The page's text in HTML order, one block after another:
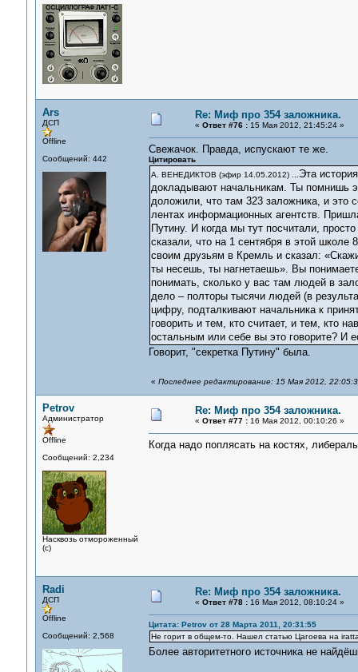
Ars
ДСП
Offline
Сообщений: 442
Re: Миф про 354 заложника.
« Ответ #76 :15 Мая 2012, 21:45:24 »
Свежачок. Правда, испускают те же.
Цитировать
А. ВЕНЕДИКТОВ (эфир 14.05.2012) ...
Эта
докладывают начальникам. Ты помнишь
доложили, что там 323 заложника, и это
лентах информационных агентств.
Путину. И когда мы тут посчитали,
сказали, что на 1 сентября в этой
своим друзьям в Кремль и сказал:
ты несешь, ты нагнетаешь». Вы
понимать, сколько у вас там людей в
дело – полторы тысячи людей (в
цифру, подталкивают начальника к
говорить и тем, кто считает, и тем, кто
остальным или себе вы это говорите?
Говорит, "секретка Путину" была.
« Последнее редактирование: 15 Мая 2012,
Petrov
Администратор
Offline
Сообщений: 2,234
Насквозь отмороженный
(с)
Re: Миф про 354 заложника.
« Ответ #77 :16 Мая 2012, 00:10:26 »
Когда надо поплясать на костях,
Radi
ДСП
Offline
Сообщений: 2,568
Re: Миф про 354 заложника.
« Ответ #78 :16 Мая 2012, 08:10:24 »
Цитата: Petrov от 28 Марта 2011, 20:31:55
Не горит в общем-то. Нашел статью Цагоева на
Более авторитетного источника не